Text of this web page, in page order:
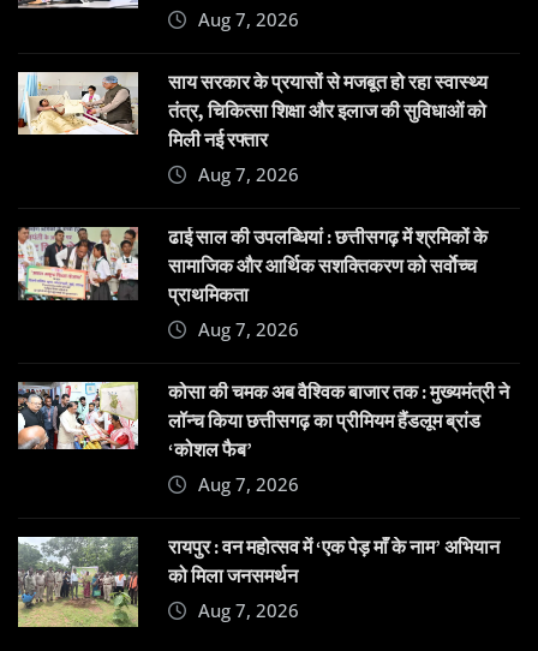
Aug 7, 2026
साय सरकार के प्रयासों से मजबूत हो रहा स्वास्थ्य
तंत्र, चिकित्सा शिक्षा और इलाज की सुविधाओं को
मिली नई रफ्तार
Aug 7, 2026
ढाई साल की उपलब्धियां : छत्तीसगढ़ में श्रमिकों के
सामाजिक और आर्थिक सशक्तिकरण को सर्वाेच्च
प्राथमिकता
Aug 7, 2026
कोसा की चमक अब वैश्विक बाजार तक : मुख्यमंत्री ने
लॉन्च किया छत्तीसगढ़ का प्रीमियम हैंडलूम ब्रांड
‘कोशल फैब’
Aug 7, 2026
रायपुर : वन महोत्सव में ‘एक पेड़ माँ के नाम’ अभियान
को मिला जनसमर्थन
Aug 7, 2026